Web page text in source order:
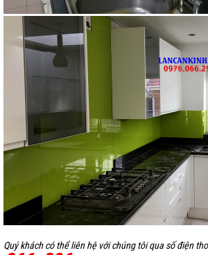
Quý khách có thể liên hệ với chúng tôi qua số điện